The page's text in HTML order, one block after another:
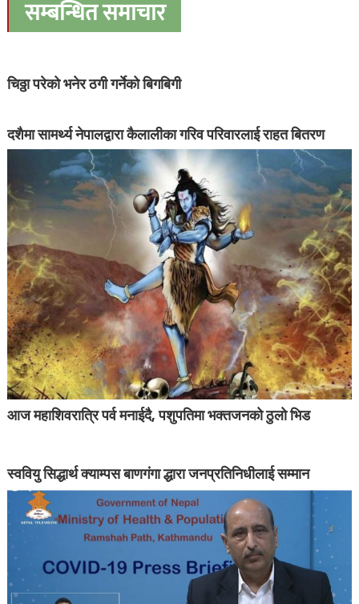
सम्बन्धित समाचार
चिठ्ठा परेको भनेर ठगी गर्नेको बिगबिगी
दशैमा सामर्थ्य नेपालद्वारा कैलालीका गरिव परिवारलाई राहत बितरण
आज महाशिवरात्रि पर्व मनाईदै, पशुपतिमा भक्तजनको ठुलो भिड
स्ववियु सिद्धार्थ क्याम्पस बाणगंगा द्धारा जनप्रतिनिधीलाई सम्मान